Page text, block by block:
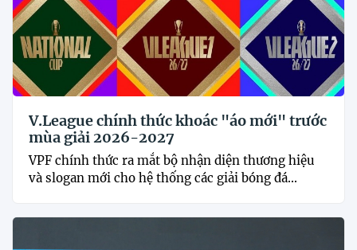
V.League chính thức khoác "áo mới" trước
mùa giải 2026-2027
VPF chính thức ra mắt bộ nhận diện thương hiệu
và slogan mới cho hệ thống các giải bóng đá...